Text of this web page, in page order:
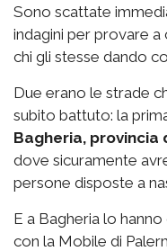
Sono scattate
indagini per provare
chi gli stesse dando
Due erano le strade
subito battuto: la
Bagheria, provincia
dove sicuramente
persone disposte a
E a Bagheria lo
con la Mobile di